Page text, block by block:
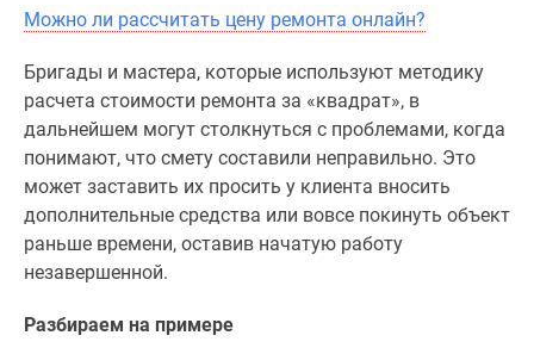
новостроек
Москвы
Подмосковья
Студии
комнатные
комнатные
комнатные
Можно ли рассчитать цену ремонта онлайн?
Бригады и мастера, которые используют методику
расчета стоимости ремонта за «квадрат», в
дальнейшем могут столкнуться с проблемами, когда
понимают, что смету составили неправильно. Это
может заставить их просить у клиента вносить
дополнительные средства или вовсе покинуть объект
раньше времени, оставив начатую работу
незавершенной.
Разбираем на примере